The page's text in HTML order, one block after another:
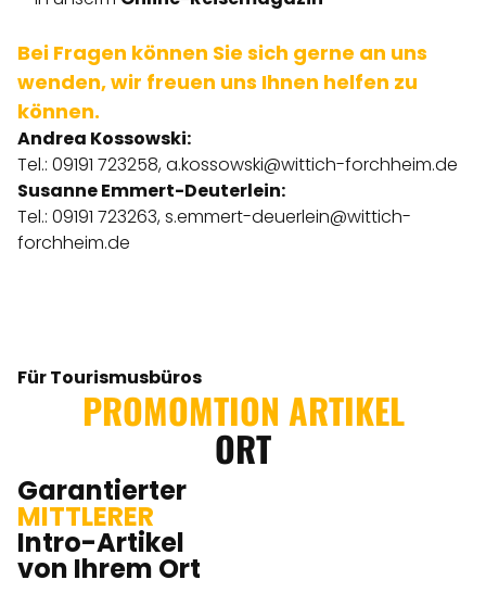
Bei Fragen können Sie sich gerne an uns
wenden, wir freuen uns Ihnen helfen zu
können.
Andrea Kossowski:
Tel.: 09191 723258,a.kossowski@wittich-forchheim.de
Susanne Emmert-Deuterlein:
Tel.: 09191 723263,s.emmert-deuerlein@wittich-
forchheim.de
Für Tourismusbüros
PROMOMTION ARTIKEL
ORT
Garantierter
MITTLERER
Intro-Artikel
von Ihrem Ort